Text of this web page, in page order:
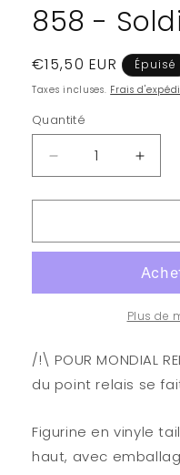
858 -
Prix
habituel
€15,50 EUR Épuisé
Taxes incluses. Frais
Quantité
Quantité
Réduire
la
quantité
INFINITY
POP
-
Supreme
la
-
POP
N°
-
Plus de
/!\ POUR MONDIAL
du point relais se
Figurine en vinyle
haut, avec